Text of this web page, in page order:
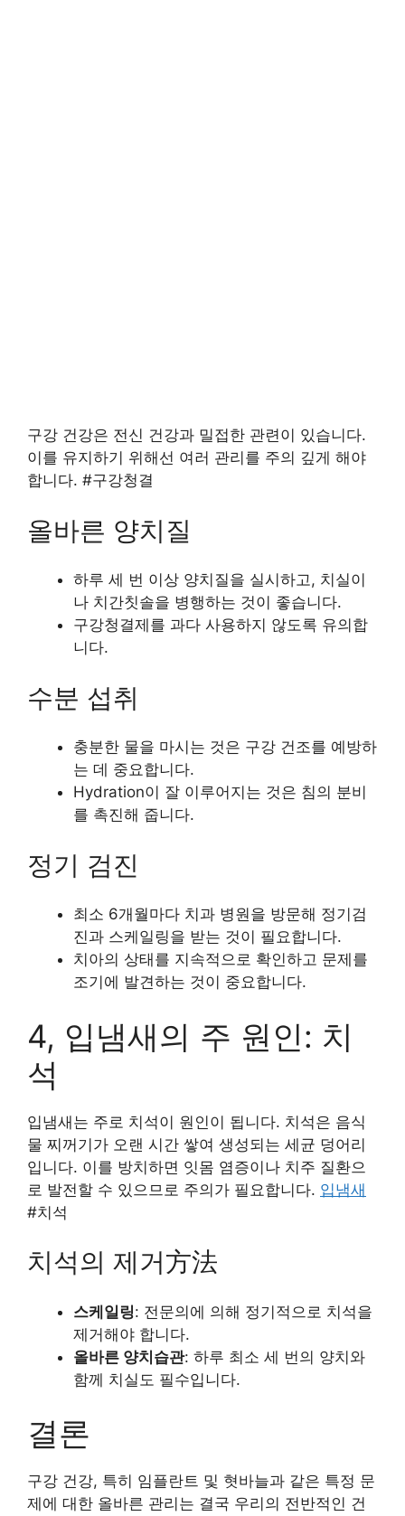
구강 건강은 전신 건강과 밀접한 관련이 있습니다.
이를 유지하기 위해선 여러 관리를 주의 깊게 해야
합니다. #구강청결
올바른 양치질
하루 세 번 이상 양치질을 실시하고, 치실이
나 치간칫솔을 병행하는 것이 좋습니다.
구강청결제를 과다 사용하지 않도록 유의합
니다.
수분 섭취
충분한 물을 마시는 것은 구강 건조를 예방하
는 데 중요합니다.
Hydration이 잘 이루어지는 것은 침의 분비
를 촉진해 줍니다.
정기 검진
최소 6개월마다 치과 병원을 방문해 정기검
진과 스케일링을 받는 것이 필요합니다.
치아의 상태를 지속적으로 확인하고 문제를
조기에 발견하는 것이 중요합니다.
4, 입냄새의 주 원인: 치
석
입냄새는 주로 치석이 원인이 됩니다. 치석은 음식
물 찌꺼기가 오랜 시간 쌓여 생성되는 세균 덩어리
입니다. 이를 방치하면 잇몸 염증이나 치주 질환으
로 발전할 수 있으므로 주의가 필요합니다. 입냄새
#치석
치석의 제거方法
스케일링: 전문의에 의해 정기적으로 치석을
제거해야 합니다.
올바른 양치습관: 하루 최소 세 번의 양치와
함께 치실도 필수입니다.
결론
구강 건강, 특히 임플란트 및 혓바늘과 같은 특정 문
제에 대한 올바른 관리는 결국 우리의 전반적인 건